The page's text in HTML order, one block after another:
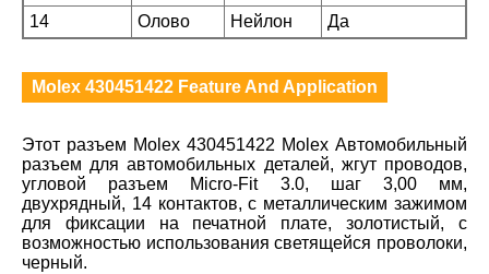
14
Олово Нейлон Да
Molex 430451422 Feature And Application
Этот разъем Molex 430451422 Molex Автомобильный
разъем для автомобильных деталей, жгут проводов,
угловой разъем Micro-Fit 3.0, шаг 3,00 мм,
двухрядный, 14 контактов, с металлическим зажимом
для фиксации на печатной плате, золотистый, с
возможностью использования светящейся проволоки,
черный.